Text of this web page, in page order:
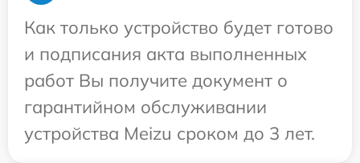
Как только устройство будет готово
и подписания акта выполненных
работ Вы получите документ о
гарантийном обслуживании
устройства Meizu сроком до 3 лет.